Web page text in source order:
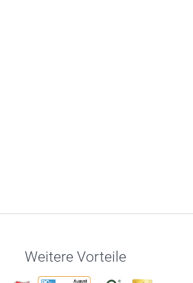
Weitere Vorteile